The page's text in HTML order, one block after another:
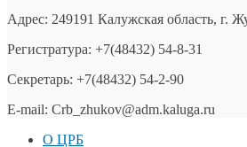
Адрес: 249191 Калужская область, г.
Регистратура: +7(48432) 54-8-31
Секретарь: +7(48432) 54-2-90
E-mail: Crb_zhukov@adm.kaluga.ru
О ЦРБ